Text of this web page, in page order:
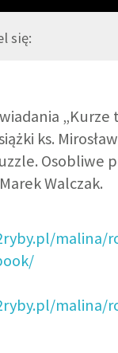
PARTNERZY
DLA MEDIÓW
KONTAKT
się:
ks.
Osobliwe
Walczak.
malina/
malina/